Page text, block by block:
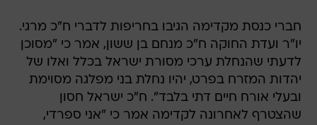
חברי כנסת מקדימה הגיבו בחריפות לדברי ח"כ מרגי.
יו"ר ועדת החוקה ח"כ מנחם בן ששון, אמר כי "מסוכן
לדעתי שהנחלת ערכי מסורת ישראל בכלל ואלו של
יהדות המזרח בפרט, יהיו נחלת בני מפלגה מסוימת
ובעלי אורח חיים דתי בלבד". ח"כ ישראל חסון
שהצטרף לאחרונה לקדימה אמר כי "אני ספרדי,